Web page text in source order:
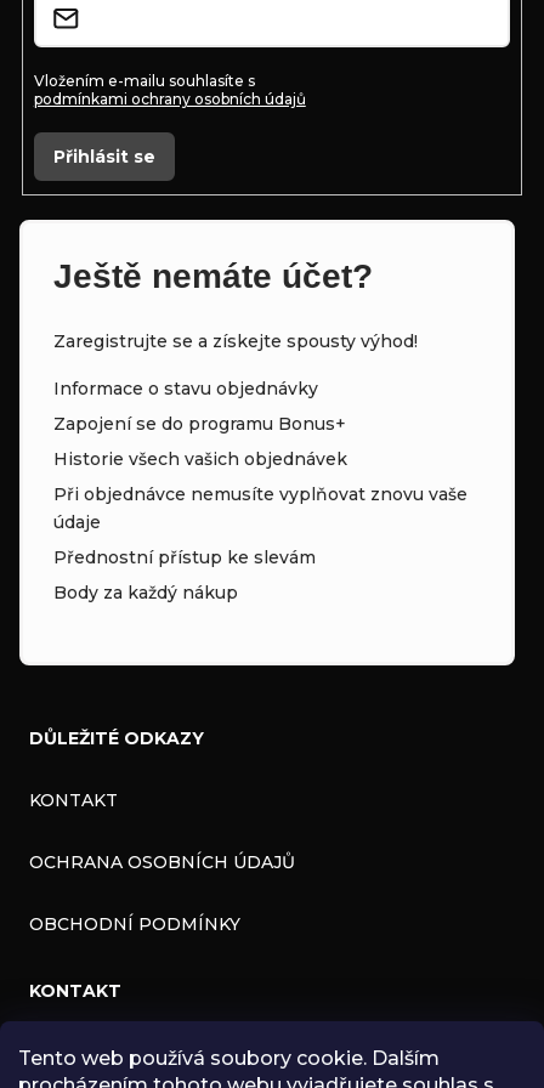
Tento web používá soubory cookie. Dalším
Vložením e-mailu souhlasíte s
podmínkami ochrany osobních údajů
Přihlásit se
Ještě nemáte účet?
Zaregistrujte se a získejte spousty výhod!
Informace o stavu objednávky
Zapojení se do programu Bonus+
Historie všech vašich objednávek
Při objednávce nemusíte vyplňovat znovu vaše
údaje
Přednostní přístup ke slevám
Body za každý nákup
DŮLEŽITÉ ODKAZY
KONTAKT
OCHRANA OSOBNÍCH ÚDAJŮ
OBCHODNÍ PODMÍNKY
KONTAKT
INFO@ZNK.CZ